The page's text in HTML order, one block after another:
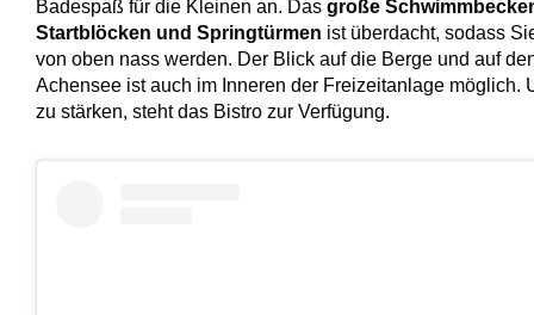
Badespaß für die Kleinen an. Das große
Startblöcken und Springtürmen ist überdacht, sodass
von oben nass werden. Der Blick auf die Berge und auf
Achensee ist auch im Inneren der Freizeitanlage möglich.
zu stärken, steht das Bistro zur Verfügung.